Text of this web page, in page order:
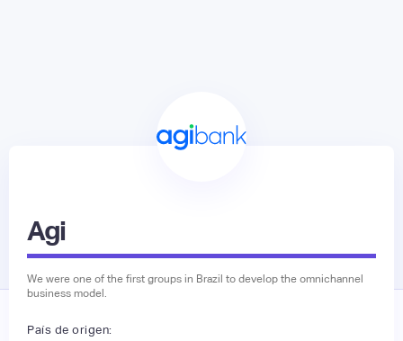
Agi
We were one of the first groups in Brazil to develop the omnichannel
business model.
País de origen: